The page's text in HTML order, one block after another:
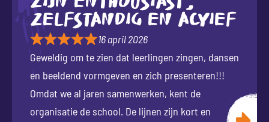
zelfstandig en acyief
16 april 2026
Geweldig om te zien dat leerlingen zingen, dansen
en beeldend vormgeven en zich presenteren!!!
Omdat we al jaren samenwerken, kent de
organisatie de school. De lijnen zijn kort en